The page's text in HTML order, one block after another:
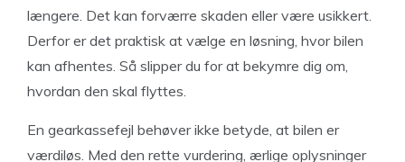
længere. Det kan forværre skaden eller være usikkert.
Derfor er det praktisk at vælge en løsning, hvor bilen
kan afhentes. Så slipper du for at bekymre dig om,
hvordan den skal flyttes.
En gearkassefejl behøver ikke betyde, at bilen er
værdiløs. Med den rette vurdering, ærlige oplysninger